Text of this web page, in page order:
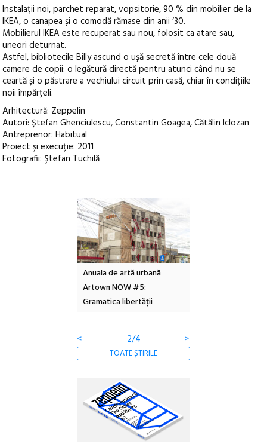
Instalații noi, parchet reparat, vopsitorie, 90 % din mobilier de la
IKEA, o canapea și o comodă rămase din anii ‘30.
Mobilierul IKEA este recuperat sau nou, folosit ca atare sau,
uneori deturnat.
Astfel, bibliotecile Billy ascund o ușă secretă între cele două
camere de copii: o legătură directă pentru atunci când nu se
ceartă și o păstrare a vechiului circuit prin casă, chiar în condițiile
noii împărțeli.
Arhitectură: Zeppelin
Autori: Ștefan Ghenciulescu, Constantin Goagea, Cătălin Iclozan
Antreprenor: Habitual
Proiect și execuție: 2011
Fotografii: Ştefan Tuchilă
Anuala de artă urbană
Artown NOW #5:
Gramatica libertății
< 2/4 >
TOATE ȘTIRILE